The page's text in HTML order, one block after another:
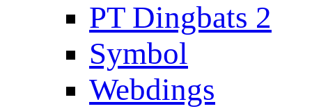
PT Dingbats 2
Symbol
Webdings